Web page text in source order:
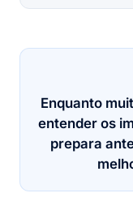
Enquanto
entender os
prepara